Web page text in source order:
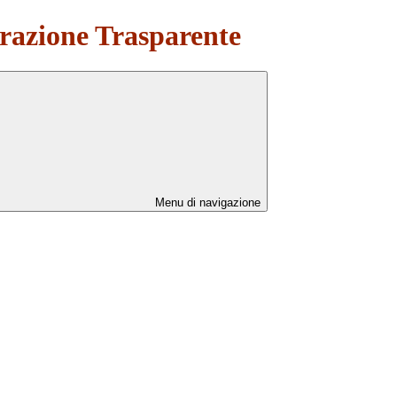
Trasparente
Menu di navigazione